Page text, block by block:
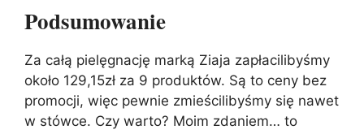
Podsumowanie
Za całą pielęgnację marką Ziaja zapłacilibyśmy
około 129,15zł za 9 produktów. Są to ceny bez
promocji, więc pewnie zmieścilibyśmy się nawet
w stówce. Czy warto? Moim zdaniem… to